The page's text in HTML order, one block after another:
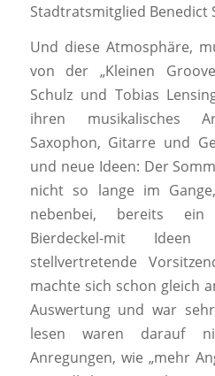
Stadtratsmitglied Benedict
Und diese Atmosphäre,
von der „Kleinen
Schulz und Tobias
ihren musikalisches
Saxophon, Gitarre und
und neue Ideen: Der
nicht so lange im
nebenbei, bereits ein
Bierdeckel-mit Ideen
stellvertretende
machte sich schon gleich
Auswertung und war
lesen waren darauf
Anregungen, wie „mehr